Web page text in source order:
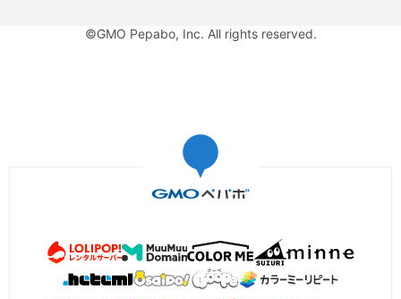
©GMO Pepabo, Inc. All rights reserved.